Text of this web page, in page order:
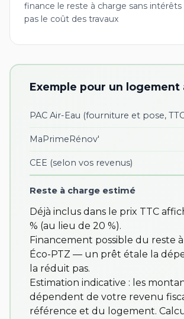
finance le reste à charge sans
pas le coût des travaux
Exemple pour un logement
PAC Air-Eau (fourniture et pose,
MaPrimeRénov'
CEE (selon vos revenus)
Reste à charge estimé
Déjà inclus dans le prix TTC
% (au lieu de 20 %).
Financement possible du reste
Éco-PTZ — un prêt étale la
la réduit pas.
Estimation indicative : les
dépendent de votre revenu
référence et du logement.